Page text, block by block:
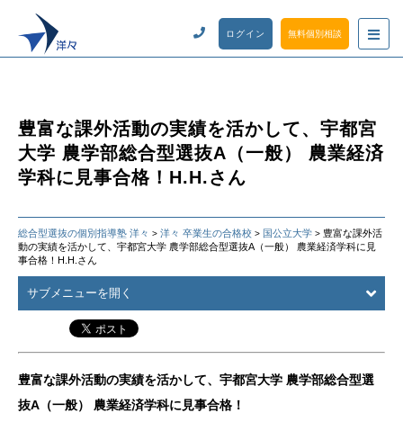
ログイン 無料個別相談
豊富な課外活動の実績を活かして、宇都宮
大学 農学部総合型選抜A（一般） 農業経済
学科に見事合格！H.H.さん
総合型選抜の個別指導塾 洋々 > 洋々 卒業生の合格校 > 国公立大学 > 豊富な課外活
動の実績を活かして、宇都宮大学 農学部総合型選抜A（一般） 農業経済学科に見
事合格！H.H.さん
サブメニューを開く
豊富な課外活動の実績を活かして、宇都宮大学 農学部総合型選
抜A（一般） 農業経済学科に見事合格！